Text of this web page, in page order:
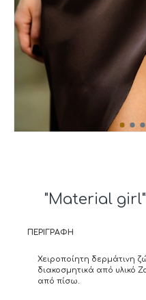
"Material
ΠΕΡΙΓΡΑΦΉ
Χειροποίητη δερμάτινη
διακοσμητικά από υλικό
από πίσω.